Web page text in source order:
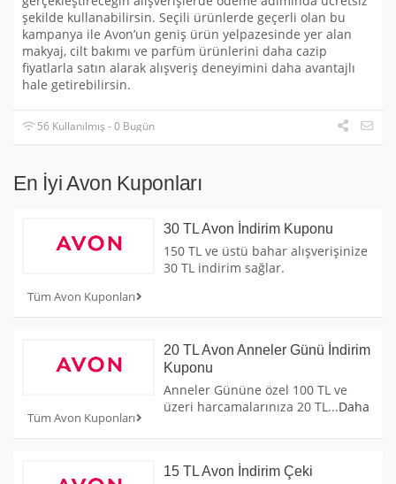
şekilde kullanabilirsin. Seçili ürünlerde geçerli olan bu
kampanya ile Avon’un geniş ürün yelpazesinde yer alan
makyaj, cilt bakımı ve parfüm ürünlerini daha cazip
fiyatlarla satın alarak alışveriş deneyimini daha avantajlı
hale getirebilirsin.
56 Kullanılmış - 0 Bugün
En İyi Avon Kuponları
Tüm Avon Kuponları
30 TL Avon İndirim Kuponu
150 TL ve üstü bahar alışverişinize
30 TL indirim sağlar.
Tüm Avon Kuponları
20 TL Avon Anneler Günü İndirim
Kuponu
Anneler Gününe özel 100 TL ve
üzeri harcamalarınıza 20 TL...Daha
15 TL Avon İndirim Çeki